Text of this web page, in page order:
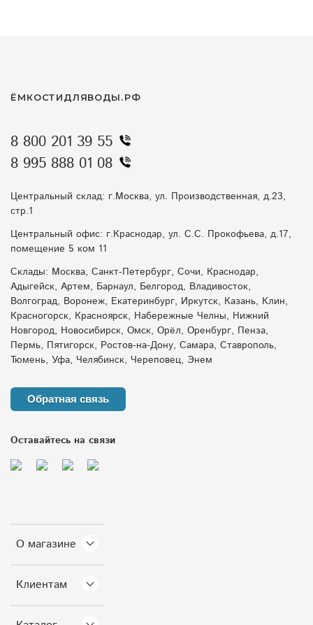
О магазине
Клиентам
ЁМКОСТИДЛЯВОДЫ.РФ
8 800 201 39 55
8 995 888 01 08
Центральный склад: г.Москва, ул. Производственная, д.23,
стр.1
Центральный офис: г.Краснодар, ул. С.С. Прокофьева, д.17,
помещение 5 ком 11
Склады: Москва, Санкт-Петербург, Сочи, Краснодар,
Адыгейск, Артем, Барнаул, Белгород, Владивосток,
Волгоград, Воронеж, Екатеринбург, Иркутск, Казань, Клин,
Красногорск, Красноярск, Набережные Челны, Нижний
Новгород, Новосибирск, Омск, Орёл, Оренбург, Пенза,
Пермь, Пятигорск, Ростов-на-Дону, Самара, Ставрополь,
Тюмень, Уфа, Челябинск, Череповец, Энем
Обратная связь
Оставайтесь на связи